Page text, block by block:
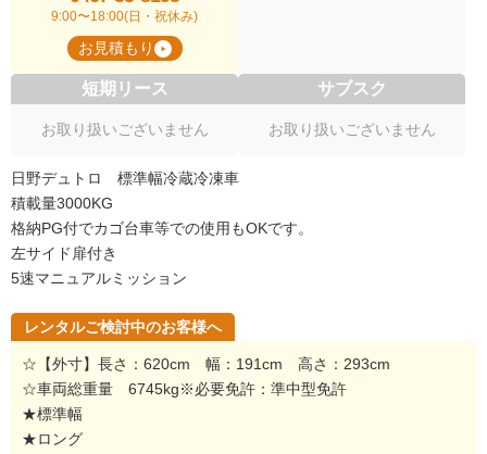
9:00〜18:00(日・祝休み)
お見積もり
短期リース
お取り扱いございません
サブスク
お取り扱いございません
日野デュトロ 標準幅冷蔵冷凍車
積載量3000KG
格納PG付でカゴ台車等での使用もOKです。
左サイド扉付き
5速マニュアルミッション
レンタルご検討中のお客様へ
☆【外寸】長さ：620cm 幅：191cm 高さ：293cm
☆車両総重量 6745kg※必要免許：準中型免許
★標準幅
★ロング